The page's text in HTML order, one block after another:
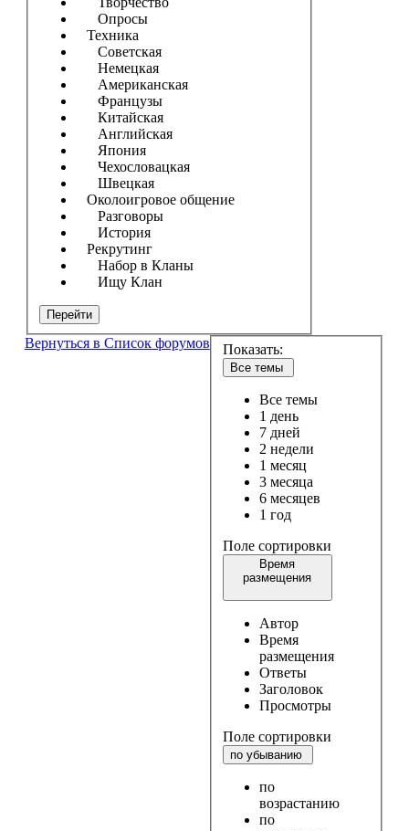
Опросы
Техника
Советская
Немецкая
Американская
Французы
Китайская
Английская
Япония
Чехословацкая
Швецкая
Околоигровое общение
Разговоры
История
Рекрутинг
Набор в Кланы
Ищу Клан
Перейти
Вернуться в Список форумов Показать:
Все темы
Все темы
1 день
7 дней
2 недели
1 месяц
3 месяца
6 месяцев
1 год
Поле сортировки
Время
размещения
Автор
Время
размещения
Ответы
Заголовок
Просмотры
Поле сортировки
по убыванию
по
возрастанию
по